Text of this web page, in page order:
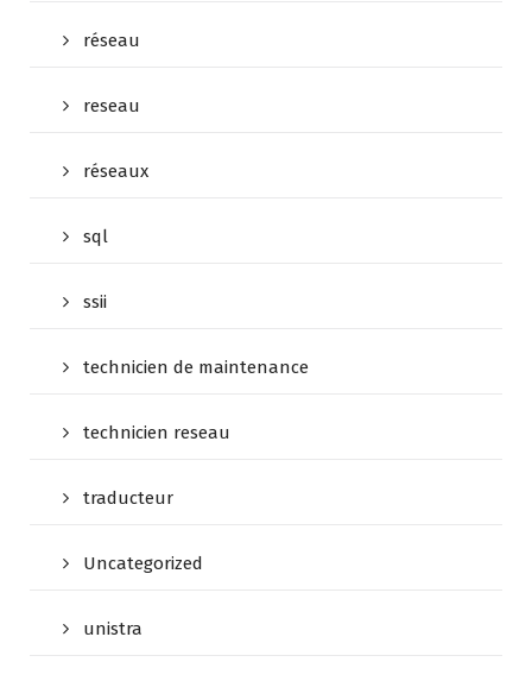
réseau
reseau
réseaux
sql
ssii
technicien de maintenance
technicien reseau
traducteur
Uncategorized
unistra